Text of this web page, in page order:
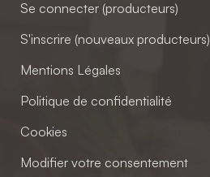
Se connecter (producteurs)
S'inscrire (nouveaux producteurs)
Mentions Légales
Politique de confidentialité
Cookies
Modifier votre consentement